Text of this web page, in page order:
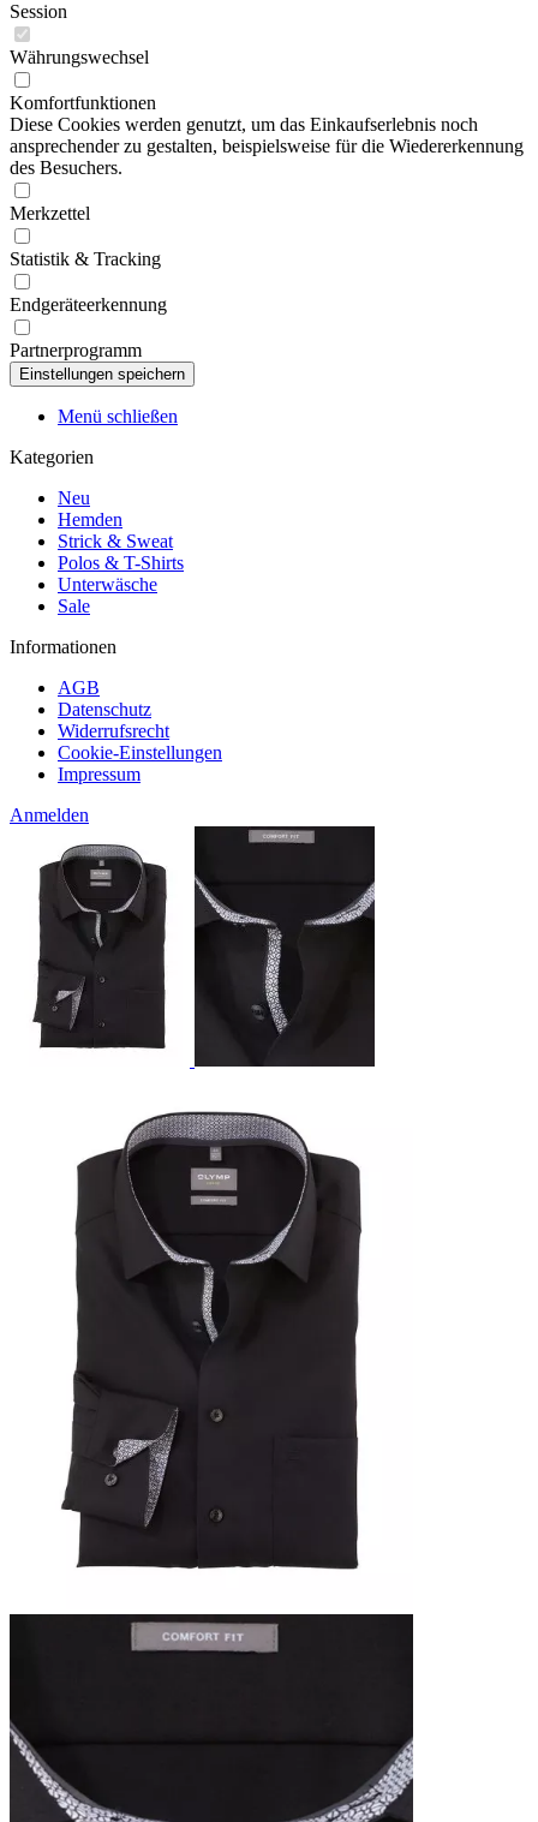
Session
Währungswechsel
Komfortfunktionen
Diese Cookies werden genutzt, um das Einkaufserlebnis noch
ansprechender zu gestalten, beispielsweise für die Wiedererkennung
des Besuchers.
Merkzettel
Statistik & Tracking
Endgeräteerkennung
Partnerprogramm
Menü schließen
Kategorien
Neu
Hemden
Strick & Sweat
Polos & T-Shirts
Unterwäsche
Sale
Informationen
AGB
Datenschutz
Widerrufsrecht
Cookie-Einstellungen
Impressum
Anmelden